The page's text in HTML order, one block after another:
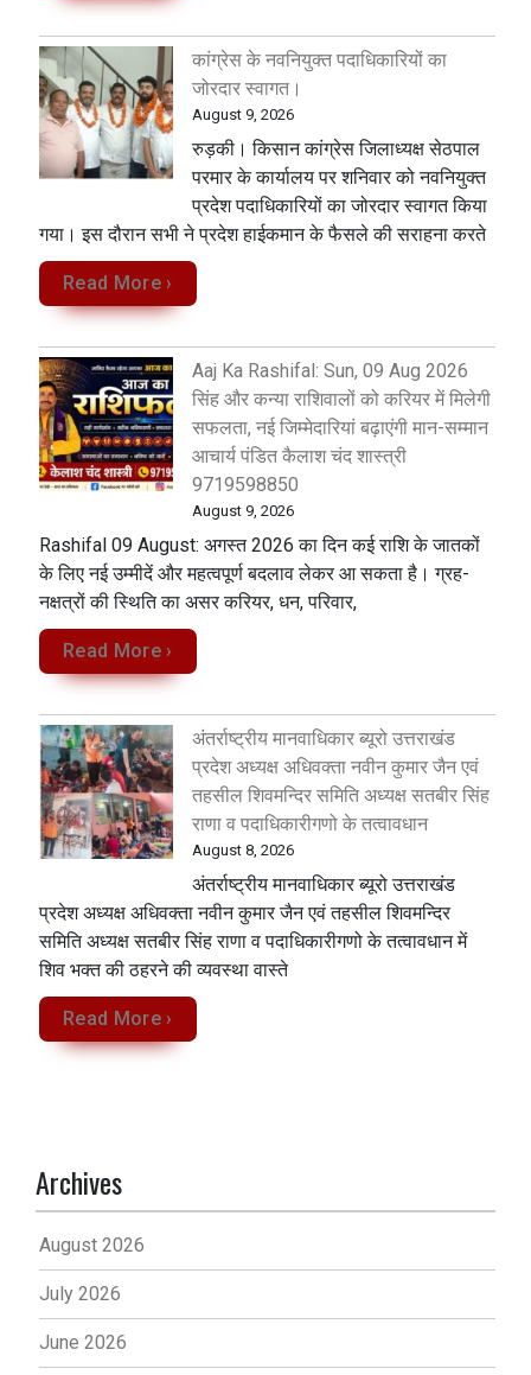
कांग्रेस के नवनियुक्त पदाधिकारियों का
जोरदार स्वागत।
August 9, 2026
रुड़की। किसान कांग्रेस जिलाध्यक्ष सेठपाल
परमार के कार्यालय पर शनिवार को नवनियुक्त
प्रदेश पदाधिकारियों का जोरदार स्वागत किया
गया। इस दौरान सभी ने प्रदेश हाईकमान के फैसले की सराहना करते
Read More ›
Aaj Ka Rashifal: Sun, 09 Aug 2026
सिंह और कन्या राशिवालों को करियर में मिलेगी
सफलता, नई जिम्मेदारियां बढ़ाएंगी मान-सम्मान
आचार्य पंडित कैलाश चंद शास्त्री
9719598850
August 9, 2026
Rashifal 09 August: अगस्त 2026 का दिन कई राशि के जातकों
के लिए नई उम्मीदें और महत्वपूर्ण बदलाव लेकर आ सकता है। ग्रह-
नक्षत्रों की स्थिति का असर करियर, धन, परिवार,
Read More ›
अंतर्राष्ट्रीय मानवाधिकार ब्यूरो उत्तराखंड
प्रदेश अध्यक्ष अधिवक्ता नवीन कुमार जैन एवं
तहसील शिवमन्दिर समिति अध्यक्ष सतबीर सिंह
राणा व पदाधिकारीगणो के तत्वावधान
August 8, 2026
अंतर्राष्ट्रीय मानवाधिकार ब्यूरो उत्तराखंड
प्रदेश अध्यक्ष अधिवक्ता नवीन कुमार जैन एवं तहसील शिवमन्दिर
समिति अध्यक्ष सतबीर सिंह राणा व पदाधिकारीगणो के तत्वावधान में
शिव भक्त की ठहरने की व्यवस्था वास्ते
Read More ›
Archives
August 2026
July 2026
June 2026